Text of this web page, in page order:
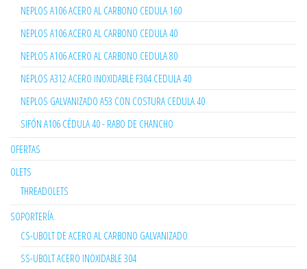
NEPLOS A106 ACERO AL CARBONO CEDULA 160
NEPLOS A106 ACERO AL CARBONO CEDULA 40
NEPLOS A106 ACERO AL CARBONO CEDULA 80
NEPLOS A312 ACERO INOXIDABLE F304 CEDULA 40
NEPLOS GALVANIZADO A53 CON COSTURA CEDULA 40
SIFÓN A106 CÉDULA 40 - RABO DE CHANCHO
OFERTAS
OLETS
THREADOLETS
SOPORTERÍA
CS-UBOLT DE ACERO AL CARBONO GALVANIZADO
SS-UBOLT ACERO INOXIDABLE 304